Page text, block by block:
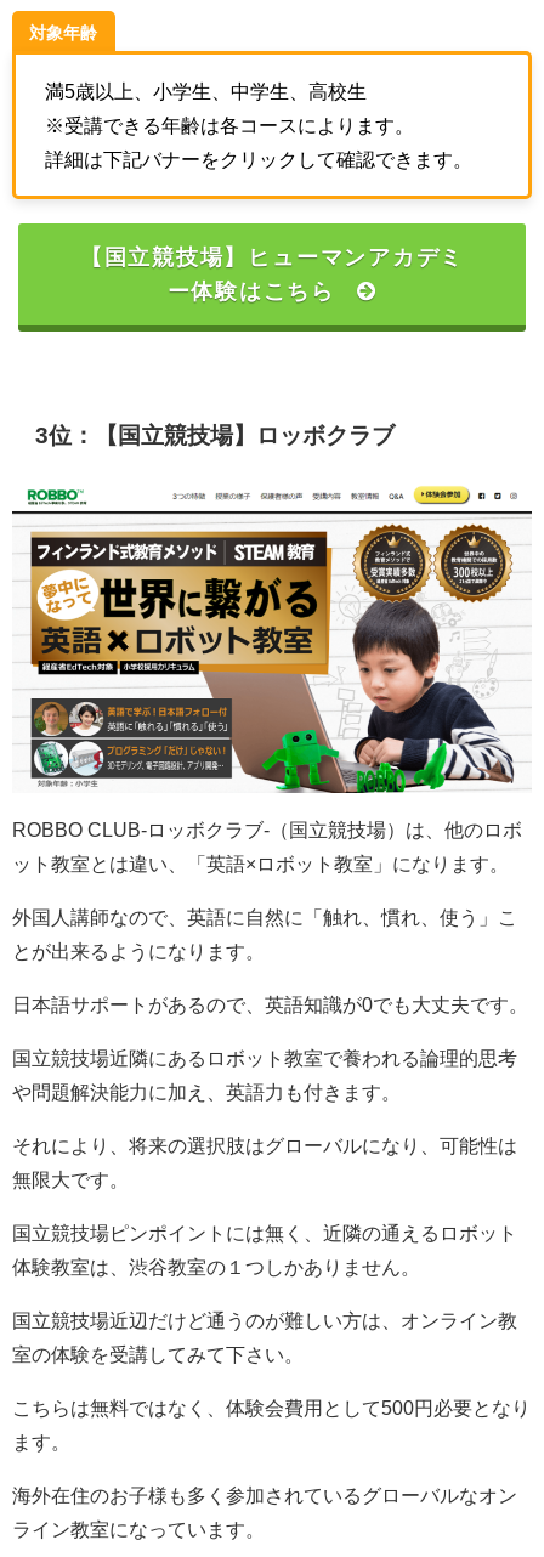
対象年齢
満5歳以上、小学生、中学生、高校生
※受講できる年齢は各コースによります。
詳細は下記バナーをクリックして確認できます。
【国立競技場】ヒューマンアカデミ
ー体験はこちら
3位：【国立競技場】ロッボクラブ
ROBBO CLUB-ロッボクラブ-（国立競技場）は、他のロボ
ット教室とは違い、「英語×ロボット教室」になります。
外国人講師なので、英語に自然に「触れ、慣れ、使う」こ
とが出来るようになります。
日本語サポートがあるので、英語知識が0でも大丈夫です。
国立競技場近隣にあるロボット教室で養われる論理的思考
や問題解決能力に加え、英語力も付きます。
それにより、将来の選択肢はグローバルになり、可能性は
無限大です。
国立競技場ピンポイントには無く、近隣の通えるロボット
体験教室は、渋谷教室の１つしかありません。
国立競技場近辺だけど通うのが難しい方は、オンライン教
室の体験を受講してみて下さい。
こちらは無料ではなく、体験会費用として500円必要となり
ます。
海外在住のお子様も多く参加されているグローバルなオン
ライン教室になっています。